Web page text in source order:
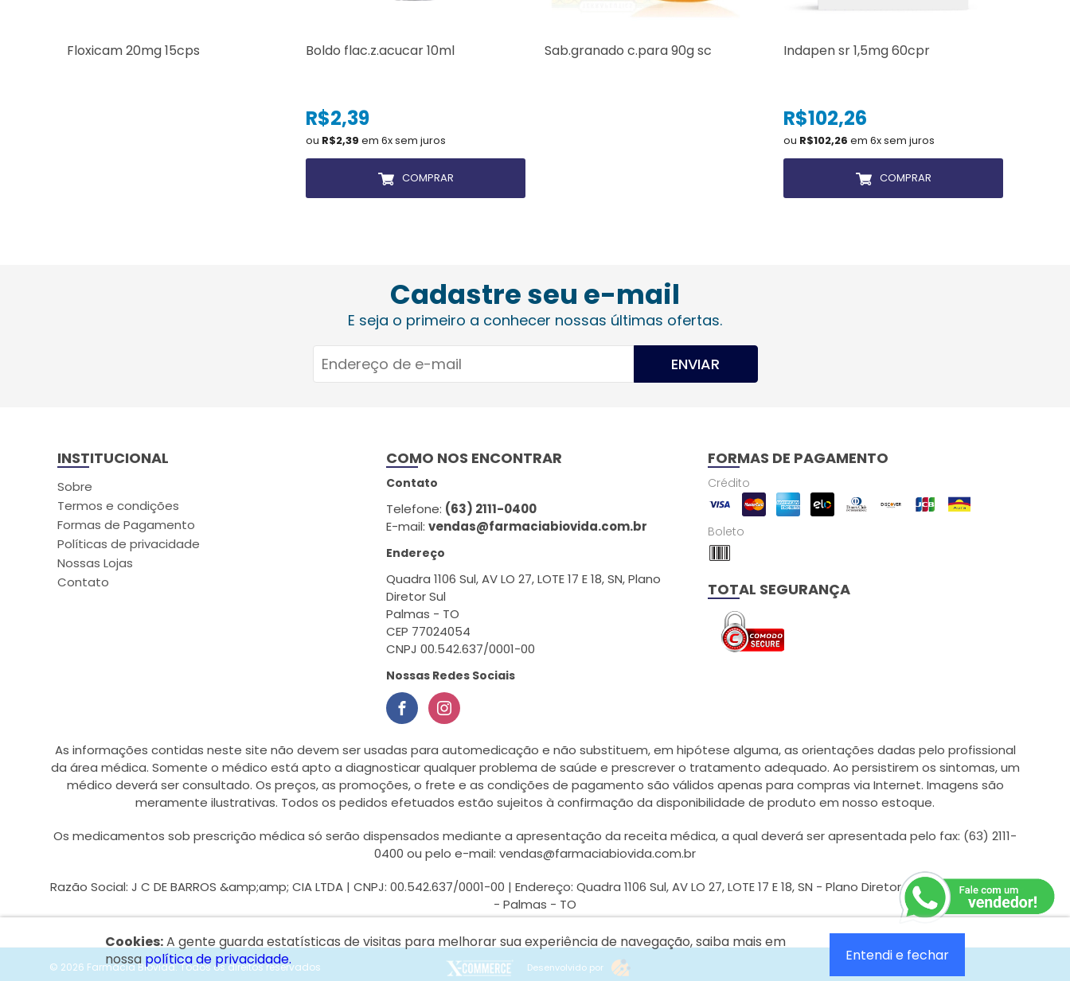
Floxicam 20mg 15cps Boldo flac.z.acucar 10ml
R$2,39
ou R$2,39 em 6x sem juros
COMPRAR
Sab.granado c.para 90g sc Indapen sr 1,5mg 60cpr
R$102,26
ou R$102,26 em 6x sem juros
COMPRAR
Cadastre seu e-mail
E seja o primeiro a conhecer nossas últimas ofertas.
ENVIAR
INSTITUCIONAL
Sobre
Termos e condições
Formas de Pagamento
Políticas de privacidade
Nossas Lojas
Contato
COMO NOS ENCONTRAR
Contato
Telefone: (63) 2111-0400
E-mail:vendas@farmaciabiovida.com.br
Endereço
Quadra 1106 Sul, AV LO 27, LOTE 17 E 18, SN, Plano
Diretor Sul
Palmas - TO
CEP 77024054
CNPJ 00.542.637/0001-00
Nossas Redes Sociais
FORMAS DE PAGAMENTO
Crédito
Boleto
TOTAL SEGURANÇA
As informações contidas neste site não devem ser usadas para automedicação e não substituem, em hipótese alguma, as orientações dadas pelo profissional
da área médica. Somente o médico está apto a diagnosticar qualquer problema de saúde e prescrever o tratamento adequado. Ao persistirem os sintomas, um
médico deverá ser consultado. Os preços, as promoções, o frete e as condições de pagamento são válidos apenas para compras via Internet. Imagens são
meramente ilustrativas. Todos os pedidos efetuados estão sujeitos à confirmação da disponibilidade de produto em nosso estoque.
Os medicamentos sob prescrição médica só serão dispensados mediante a apresentação da receita médica, a qual deverá ser apresentada pelo fax: (63) 2111-
0400 ou pelo e-mail: vendas@farmaciabiovida.com.br
Razão Social: J C DE BARROS &amp;amp; CIA LTDA | CNPJ: 00.542.637/0001-00 | Endereço: Quadra 1106 Sul, AV LO 27, LOTE 17 E 18, SN - Plano Diretor Sul - CEP: 77024054
- Palmas - TO
Cookies:A gente guarda estatísticas de visitas para melhorar sua experiência de navegação, saiba mais em
nossapolítica de privacidade. Entendi e fechar
© 2026 Farmácia Biovida.Todos os direitos reservados Desenvolvido por